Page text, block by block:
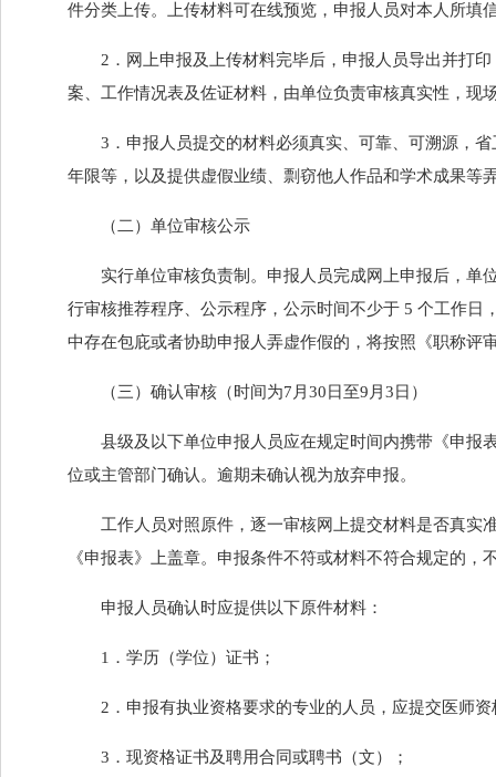
件分类上传。上传材料可在线预览，申报人员对本人所填
2．网上申报及上传材料完毕后，申报人员导出并打
案、工作情况表及佐证材料，由单位负责审核真实性，现
3．申报人员提交的材料必须真实、可靠、可溯源，
年限等，以及提供虚假业绩、剽窃他人作品和学术成果等
（二）单位审核公示
实行单位审核负责制。申报人员完成网上申报后，单
行审核推荐程序、公示程序，公示时间不少于 5 个工作
中存在包庇或者协助申报人弄虚作假的，将按照《职称评
（三）确认审核（时间为7月30日至9月3日）
县级及以下单位申报人员应在规定时间内携带《申报
位或主管部门确认。逾期未确认视为放弃申报。
工作人员对照原件，逐一审核网上提交材料是否真实
《申报表》上盖章。申报条件不符或材料不符合规定的，
申报人员确认时应提供以下原件材料：
1．学历（学位）证书；
2．申报有执业资格要求的专业的人员，应提交医师
3．现资格证书及聘用合同或聘书（文）；